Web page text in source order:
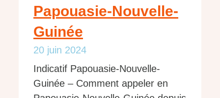
Papouasie-Nouvelle-
Guinée
20 juin 2024
Indicatif Papouasie-Nouvelle-
Guinée – Comment appeler en